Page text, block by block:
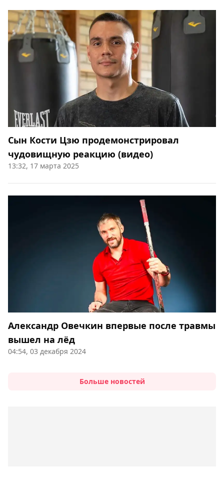
Сын Кости Цзю продемонстрировал
чудовищную реакцию (видео)
13:32, 17 марта 2025
Александр Овечкин впервые после травмы
вышел на лёд
04:54, 03 декабря 2024
Больше новостей